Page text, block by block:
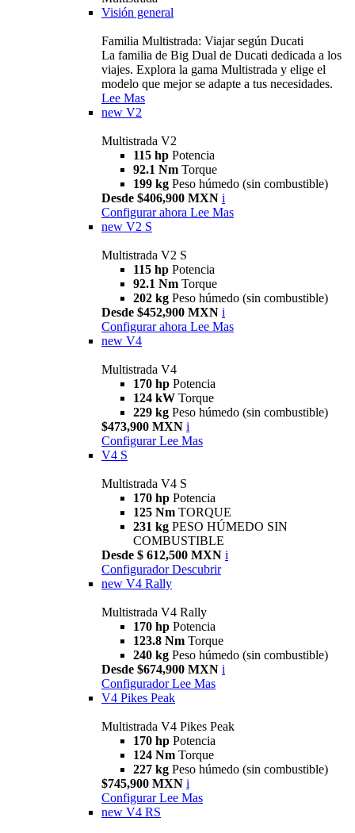
Visión general
Familia Multistrada: Viajar según Ducati
La familia de Big Dual de Ducati dedicada a los
viajes. Explora la gama Multistrada y elige el
modelo que mejor se adapte a tus necesidades.
Lee Mas
new V2
Multistrada V2
115 hp Potencia
92.1 Nm Torque
199 kg Peso húmedo (sin combustible)
Desde $406,900 MXN i
Configurar ahora Lee Mas
new V2 S
Multistrada V2 S
115 hp Potencia
92.1 Nm Torque
202 kg Peso húmedo (sin combustible)
Desde $452,900 MXN i
Configurar ahora Lee Mas
new V4
Multistrada V4
170 hp Potencia
124 kW Torque
229 kg Peso húmedo (sin combustible)
$473,900 MXN i
Configurar Lee Mas
V4 S
Multistrada V4 S
170 hp Potencia
125 Nm TORQUE
231 kg PESO HÚMEDO SIN
COMBUSTIBLE
Desde $ 612,500 MXN i
Configurador Descubrir
new V4 Rally
Multistrada V4 Rally
170 hp Potencia
123.8 Nm Torque
240 kg Peso húmedo (sin combustible)
Desde $674,900 MXN i
Configurador Lee Mas
V4 Pikes Peak
Multistrada V4 Pikes Peak
170 hp Potencia
124 Nm Torque
227 kg Peso húmedo (sin combustible)
$745,900 MXN i
Configurar Lee Mas
new V4 RS